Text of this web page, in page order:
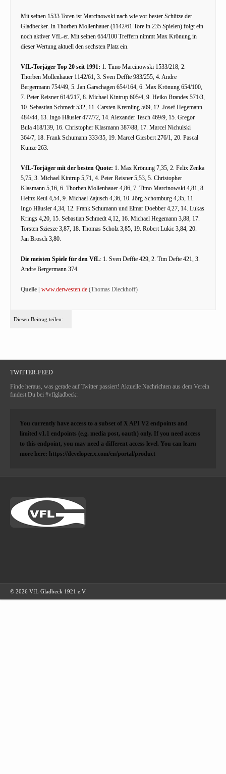
Mit seinen 1533 Toren ist Marcinowski nach wie vor bester Schütze der
Gladbecker. In Thorben Mollenhauer (1142/61 Tore in 235 Spielen) folgt ein
noch aktiver VfL-er. Mit seinen 654/100 Treffern nimmt Max Krönung in
dieser Wertung aktuell den sechsten Platz ein.
VfL-Torjäger Top 20 seit 1991: 1. Timo Marcinowski 1533/218, 2.
Thorben Mollenhauer 1142/61, 3. Sven Deffte 983/255, 4. Andre
Bergermann 754/49, 5. Jan Garschagen 654/164, 6. Max Krönung 654/100,
7. Peter Reisner 614/217, 8. Michael Kintrup 605/4, 9. Heiko Brandes 571/3,
10. Sebastian Schmedt 532, 11. Carsten Kremling 509, 12. Josef Hegemann
484/44, 13. Ingo Häusler 477/72, 14. Alexander Tesch 469/9, 15. Gregor
Bula 418/139, 16. Christopher Klasmann 387/88, 17. Marcel Nichulski
364/7, 18. Frank Schumann 333/35, 19. Marcel Giesbert 276/1, 20. Pascal
Kunze 263.
VfL-Torjäger mit der besten Quote: 1. Max Krönung 7,35, 2. Felix Zenka
5,75, 3. Michael Kintrup 5,71, 4. Peter Reisner 5,53, 5. Christopher
Klasmann 5,16, 6. Thorben Mollenhauer 4,86, 7. Timo Marcinowski 4,81, 8.
Heinz Reul 4,54, 9. Michael Zajusch 4,36, 10. Jörg Schomburg 4,35, 11.
Ingo Häusler 4,34, 12. Frank Schumann und Elmar Doebber 4,27, 14. Lukas
Krings 4,20, 15. Sebastian Schmedt 4,12, 16. Michael Hegemann 3,88, 17.
Torsten Sziesze 3,87, 18. Thomas Scholz 3,85, 19. Robert Lukic 3,84, 20.
Jan Brosch 3,80.
Die meisten Spiele für den VfL: 1. Sven Deffte 429, 2. Tim Defte 421, 3.
Andre Bergermann 374.
Quelle | www.derwesten.de (Thomas Dieckhoff)
Diesen Beitrag teilen:
TWITTER-FEED
Finde heraus, was gerade auf Twitter passiert! Aktuelle Nachrichten aus dem Verein
findest Du bei #vflgladbeck:
You currently have access to a subset of X API V2 endpoints and
limited v1.1 endpoints (e.g. media post, oauth) only. If you need access
to this endpoint, you may need a different access level. You can learn
more here: https://developer.x.com/en/portal/product
© 2026 VfL Gladbeck 1921 e.V.